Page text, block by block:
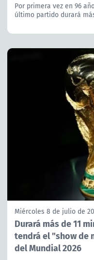
Por primera vez en 96
último partido durará
Miércoles 8 de julio de
Durará más de 11
tendrá el "show de
del Mundial 2026